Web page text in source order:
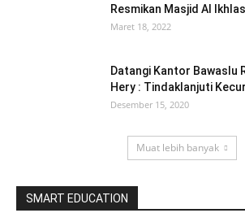
Resmikan Masjid Al Ikhlas
Maret 18, 2022
Datangi Kantor Bawaslu
Hery : Tindaklanjuti
Desember 15, 2020
Muat lebih banyak
SMART EDUCATION